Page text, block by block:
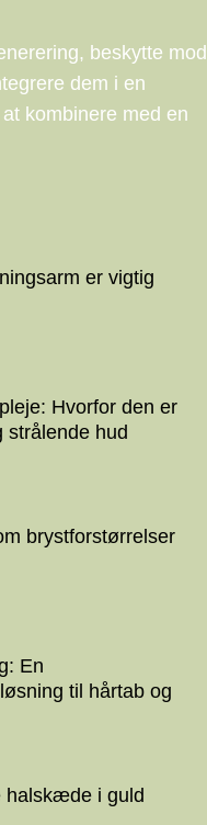
beskytte mod
dem i en
kombinere med en
er vigtig
Hvorfor den er
strålende hud
brystforstørrelser
En
til hårtab og
halskæde i guld